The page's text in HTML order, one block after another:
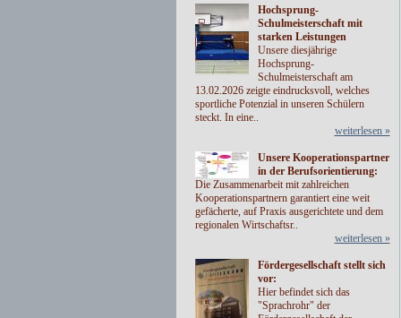
Hochsprung-
Schulmeisterschaft mit
starken Leistungen
Unsere diesjährige
Hochsprung-
Schulmeisterschaft am
13.02.2026 zeigte eindrucksvoll, welches
sportliche Potenzial in unseren Schülern
steckt. In eine..
weiterlesen »
Unsere Kooperationspartner
in der Berufsorientierung:
Die Zusammenarbeit mit zahlreichen
Kooperationspartnern garantiert eine weit
gefächerte, auf Praxis ausgerichtete und dem
regionalen Wirtschaftsr..
weiterlesen »
Fördergesellschaft stellt sich
vor:
Hier befindet sich das
"Sprachrohr" der